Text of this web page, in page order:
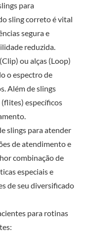
para
sling correto é vital
segura e
reduzida.
ou alças (Loop)
o espectro de
Além de slings
(flites) específicos
slings para atender
de atendimento e
combinação de
especiais e
de seu diversificado
para rotinas